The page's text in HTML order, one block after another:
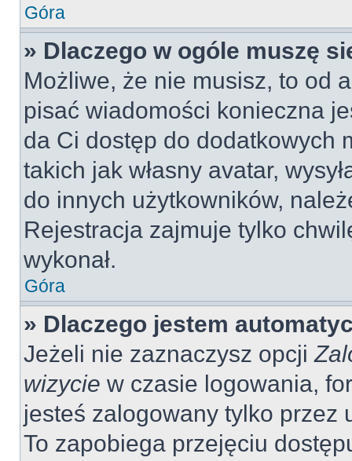
Góra
» Dlaczego w ogóle muszę
Możliwe, że nie musisz, to od
pisać wiadomości konieczna
da Ci dostęp do dodatkowych
takich jak własny avatar,
do innych użytkowników,
Rejestracja zajmuje tylko
wykonał.
Góra
» Dlaczego jestem
Jeżeli nie zaznaczysz opcji
wizycie w czasie logowania,
jesteś zalogowany tylko przez
To zapobiega przejęciu